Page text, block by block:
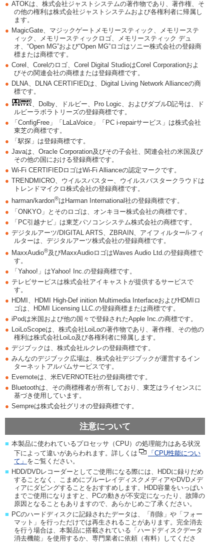
● ATOKは、株式会社ジャストシステムの著作物であり、著作権、そ
の他の権利は株式会社ジャストシステムおよび各権利者に帰属し
ます。
● MagicGate、マジックゲートメモリースティック、メモリーステ
ィック、メモリースティックロゴ、メモリースティック デュ
オ、“Open MG”および“Open MG”ロゴはソニー株式会社の登録商
標または商標です。
● Corel、Corelのロゴ、Corel Digital StudioはCorel Corporationおよ
びその関連会社の商標または登録商標です。
● DLNA、DLNA CERTIFIEDは、Digital Living Network Allianceの商
標です。
●
、Dolby、ドルビー、Pro Logic、およびダブルD記号は、ド
ルビーラボラトリーズの登録商標です。
●
「ConfigFree」「LaLaVoice」「PC i-repairサービス」は株式会社
東芝の商標です。
●
「駅探」は登録商標です。
● Javaは、Oracle Corporation及びその子会社、関連会社の米国及び
その他の国における登録商標です。
● Wi-Fi CERTIFIEDロゴはWi-Fi Allianceの認定マークです。
● TRENDMICRO、ウイルスバスター、ウイルスバスタークラウドは
トレンドマイクロ株式会社の登録商標です。
● harman/kardon®はHarman International社の登録商標です。
●
「ONKYO」とそのロゴは、オンキヨー株式会社の商標です。
●
「PC引越ナビ」は東芝パソコンシステム株式会社の商標です。
● デジタルアーツ/DIGITAL ARTS、ZBRAIN、アイフィルター/i-フィ
ルターは、デジタルアーツ株式会社の登録商標です。
● MaxxAudio®及びMaxxAudioロゴはWaves Audio Ltd.の登録商標で
す。
●
「Yahoo!」はYahoo! Inc.の登録商標です。
● テレビサービスは株式会社アイキャストが提供するサービスで
す。
● HDMI、HDMI High-Def inition Multimedia InterfaceおよびHDMIロ
ゴは、HDMI Licensing LLC.の登録商標または商標です。
● iPodは米国および他の国々で登録されたApple Inc.の商標です。
● LoiLoScopeは、株式会社LoiLoの著作物であり、著作権、その他の
権利は株式会社LoiLo及び各権利者に帰属します。
● デジブックは、株式会社ルクレの登録商標です。
● みんなのデジブック広場は、株式会社デジブックが運営するイン
ターネットアルバムサービスです。
● Evernoteは、米EVERNOTE社の登録商標です。
● Bluetoothは、その商標権者が所有しており、東芝はライセンスに
基づき使用しています。
● Sempreは株式会社グリオの登録商標です。
注意について
■ 本製品に使われているプロセッサ（CPU）の処理能力はある状況
下によって違いがあらわれます。詳しくは
「CPU性能につい
て」 をご覧ください。
■ HDD/DVDレコーダーとしてご使用になる際には、HDDに録りだめ
することなく、こまめにブルーレイディスクメディアやDVDメデ
ィアにダビングすることをおすすめします。HDD容量をいっぱい
までご使用になりますと、PCの動きが不安定になったり、故障の
原因となることもありますので、あらかじめご了承ください。
■ PCのハードディスクに記録されたデータは、「削除」や「フォー
マット」を行っただけでは再生されることがあります。完全消去
を行う場合は、本製品に搭載されている「ハードディスクデータ
消去機能」を使用するか、専門業者に依頼（有料）してくださ